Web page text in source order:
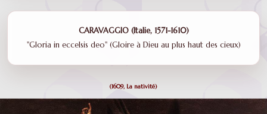
CARAVAGGIO (Italie, 1571-1610)
"Gloria in eccelsis deo" (Gloire à Dieu au plus haut des cieux)
(1609, La nativité)